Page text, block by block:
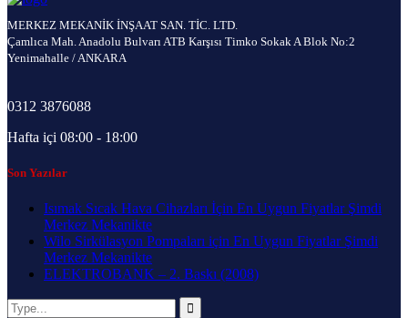
MERKEZ MEKANİK İNŞAAT SAN. TİC. LTD.
Çamlıca Mah. Anadolu Bulvarı ATB Karşısı Timko Sokak A Blok No:2
Yenimahalle / ANKARA
0312 3876088
Hafta içi 08:00 - 18:00
Son Yazılar
Isımak Sıcak Hava Cihazları İçin En Uygun Fiyatlar Şimdi
Merkez Mekanikte
Wilo Sirkülasyon Pompaları için En Uygun Fiyatlar Şimdi
Merkez Mekanikte
ELEKTROBANK – 2. Baskı (2008)